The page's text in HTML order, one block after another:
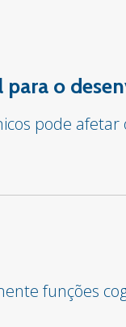
para o
pode
funções